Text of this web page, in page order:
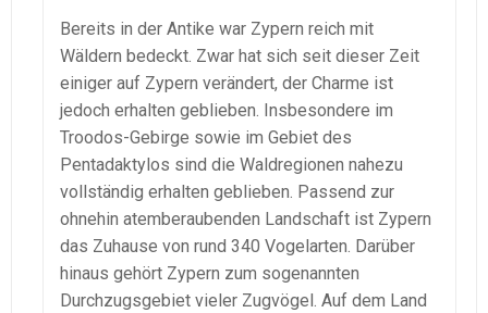
Bereits in der Antike war Zypern reich mit
Wäldern bedeckt. Zwar hat sich seit dieser Zeit
einiger auf Zypern verändert, der Charme ist
jedoch erhalten geblieben. Insbesondere im
Troodos-Gebirge sowie im Gebiet des
Pentadaktylos sind die Waldregionen nahezu
vollständig erhalten geblieben. Passend zur
ohnehin atemberaubenden Landschaft ist Zypern
das Zuhause von rund 340 Vogelarten. Darüber
hinaus gehört Zypern zum sogenannten
Durchzugsgebiet vieler Zugvögel. Auf dem Land